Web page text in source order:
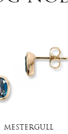
MESTERGULL